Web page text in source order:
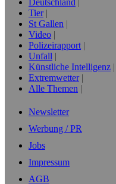
Deutschland
Tier
St Gallen
Video
Polizeirapport
Unfall
Künstliche Intelligenz
Extremwetter
Alle Themen
Newsletter
Werbung / PR
Jobs
Impressum
AGB